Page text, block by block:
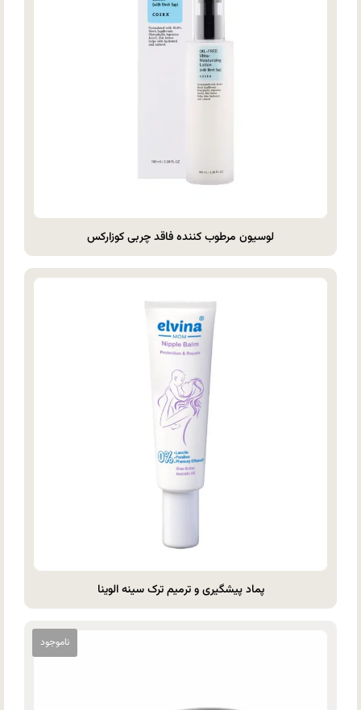
لوسیون مرطوب کننده فاقد چربی کوزارکس
پماد پیشگیری و ترمیم ترک سینه الوینا